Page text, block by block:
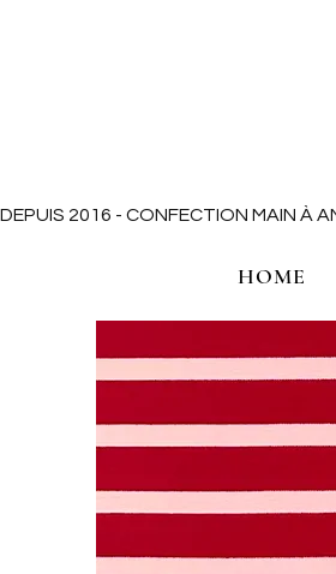
DEPUIS 2016 - CONFECTION MAIN À
HOME